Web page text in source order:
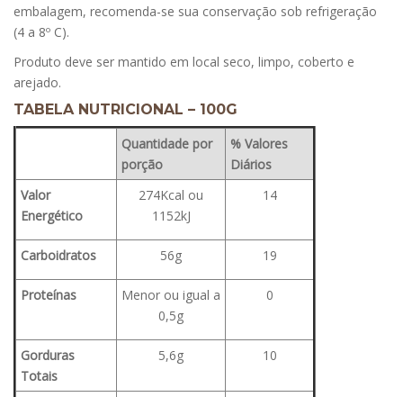
embalagem, recomenda-se sua conservação sob refrigeração
(4 a 8º C).
Produto deve ser mantido em local seco, limpo, coberto e
arejado.
TABELA NUTRICIONAL – 100G
Quantidade por
porção
% Valores
Diários
Valor
Energético
274Kcal ou
1152kJ
14
Carboidratos 56g 19
Proteínas
Menor ou igual a
0,5g
0
Gorduras
Totais
5,6g 10